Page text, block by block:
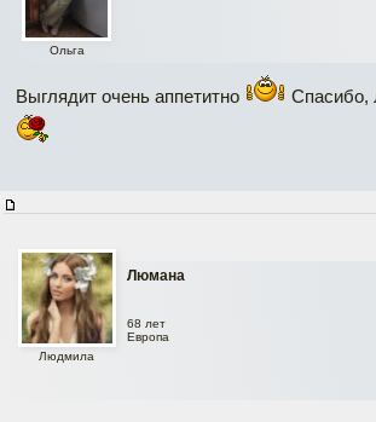
Ольга
Выглядит очень аппетитно Спасибо,
Люмана
Людмила
68 лет
Европа